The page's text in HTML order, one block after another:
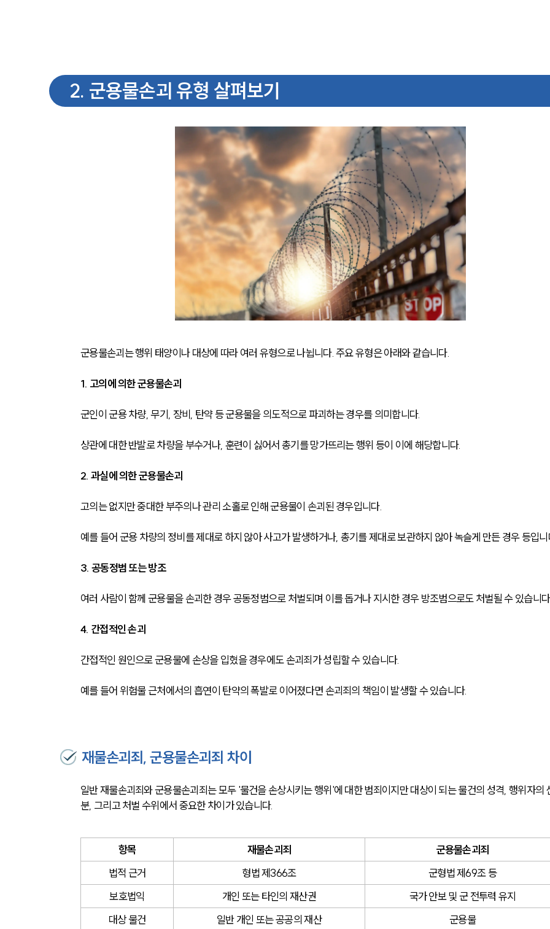
2. 군용물손괴 유형 살펴보기
군용물손괴는 행위 태양이나 대상에 따라 여러 유형으로 나뉩니다. 주요 유형은 아래와 같습니다.
1. 고의에 의한 군용물손괴
군인이 군용 차량, 무기, 장비, 탄약 등 군용물을 의도적으로 파괴하는 경우를 의미합니다.
상관에 대한 반발로 차량을 부수거나, 훈련이 싫어서 총기를 망가뜨리는 행위 등이 이에 해당합니다.
2. 과실에 의한 군용물손괴
고의는 없지만 중대한 부주의나 관리 소홀로 인해 군용물이 손괴된 경우입니다.
예를 들어 군용 차량의 정비를 제대로 하지 않아 사고가 발생하거나, 총기를 제대로 보관하지 않아 녹슬게 만든 경우 등입
3. 공동정범 또는 방조
여러 사람이 함께 군용물을 손괴한 경우 공동정범으로 처벌되며 이를 돕거나 지시한 경우 방조범으로도 처벌될 수 있습니
4. 간접적인 손괴
간접적인 원인으로 군용물에 손상을 입혔을 경우에도 손괴죄가 성립할 수 있습니다.
예를 들어 위험물 근처에서의 흡연이 탄약의 폭발로 이어졌다면 손괴죄의 책임이 발생할 수 있습니다.
재물손괴죄, 군용물손괴죄 차이
일반 재물손괴죄와 군용물손괴죄는 모두 '물건을 손상시키는 행위'에 대한 범죄이지만 대상이 되는 물건의 성격, 행위자의
분, 그리고 처벌 수위에서 중요한 차이가 있습니다.
항목 재물손괴죄
군용물손괴죄
법적 근거
형법 제366조
군형법 제69조 등
보호법익
개인 또는 타인의 재산권
국가 안보 및 군 전투력 유지
대상 물건
일반 개인 또는 공공의 재산 군용물